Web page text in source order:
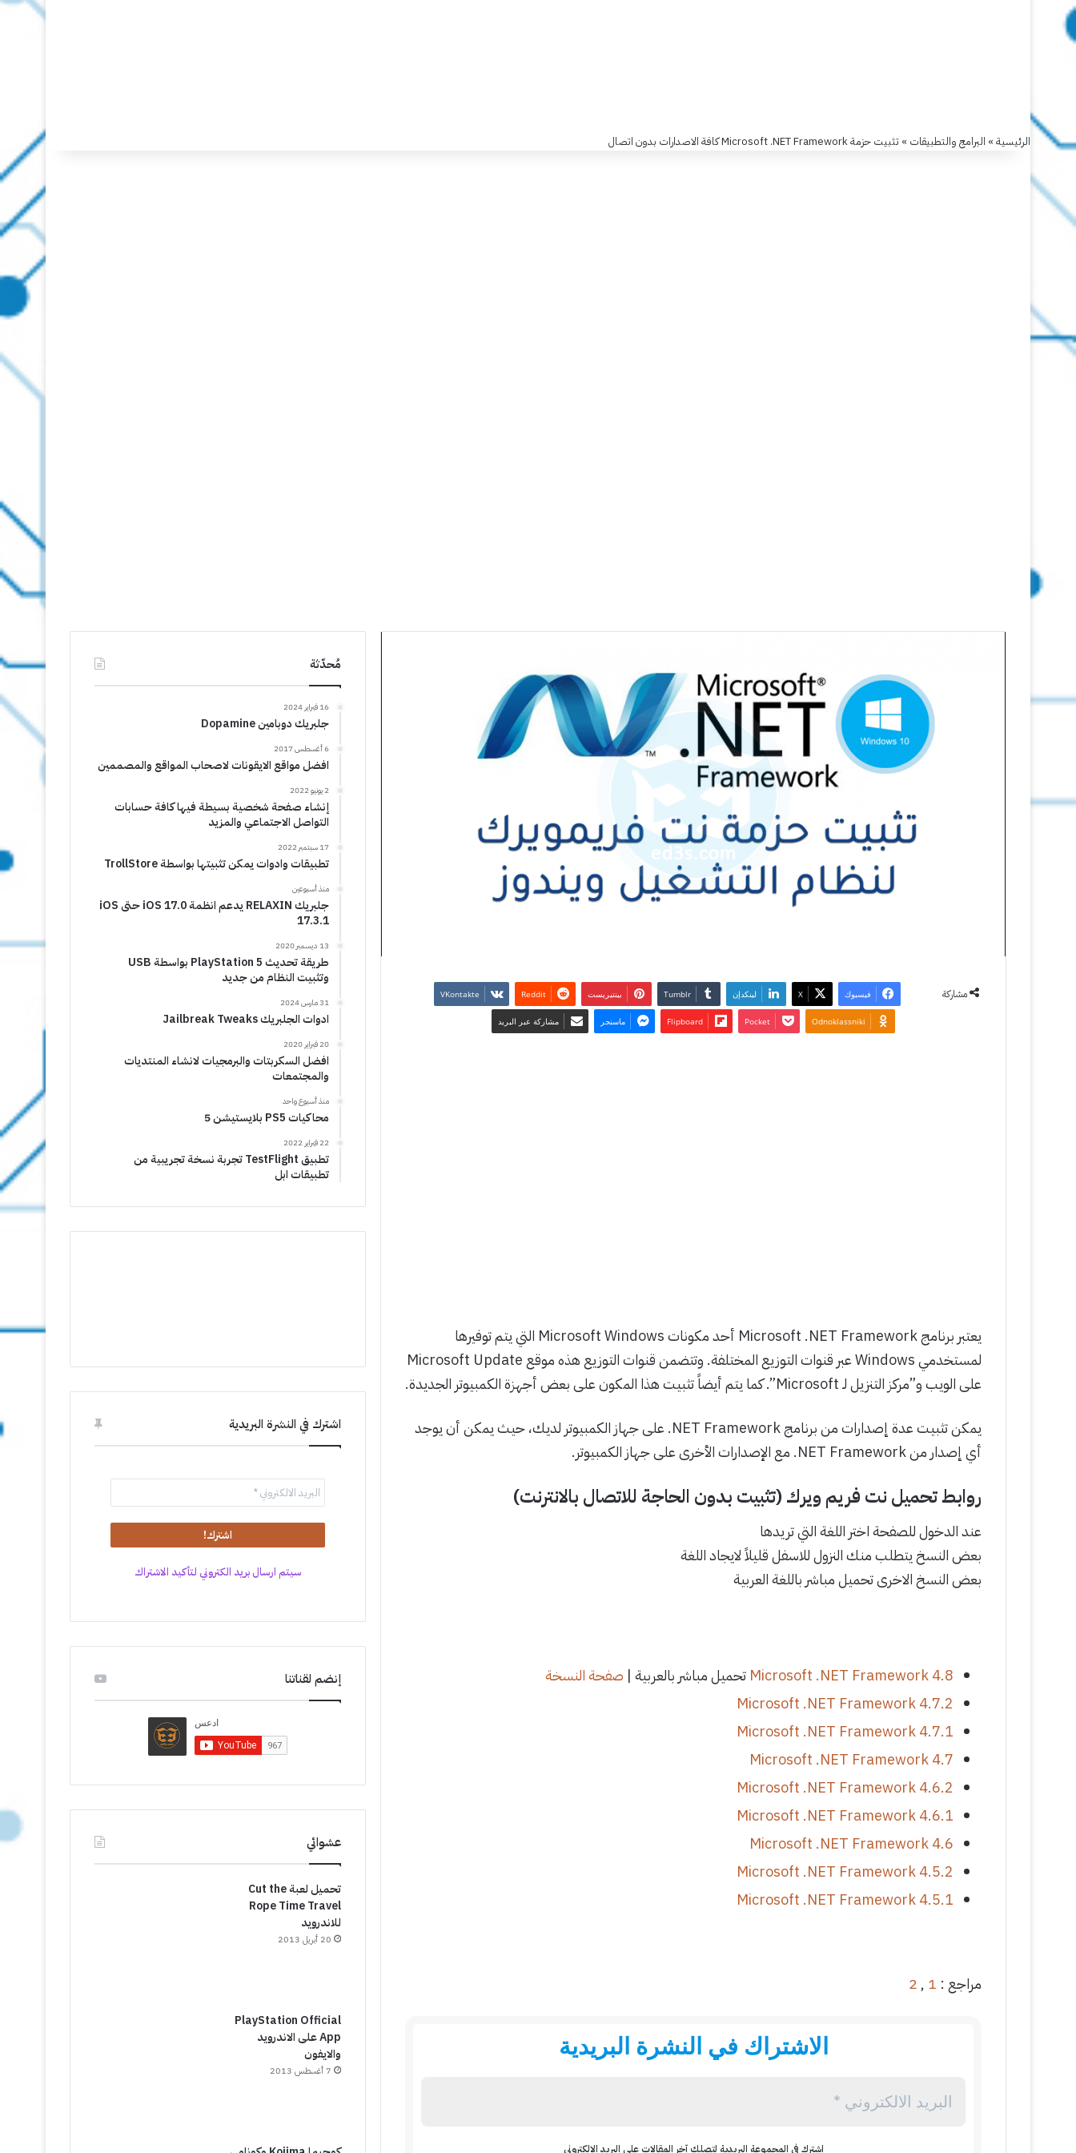
الرئيسية» البرامج والتطبيقات » تثبيت حزمة Microsoft .NET Framework كافة الاصدارات بدون اتصال
مشاركة فيسبوك ‫X لينكدإن ‏Tumblr بينتيريست ‏Reddit
Odnoklassniki
‫Pocket
Flipboard ماسنجر مشاركة عبر البريد
يعتبر برنامج Microsoft .NET Framework أحد مكونات Microsoft Windows التي يتم توفيرها
لمستخدمي Windows عبر قنوات التوزيع المختلفة.
وتتضمن قنوات التوزيع هذه موقع Microsoft Update
على الويب و”مركز التنزيل لـ Microsoft”. كما يتم أيضاً تثبيت هذا المكون على بعض أجهزة الكمبيوتر الجديدة.
يمكن تثبيت عدة إصدارات من برنامج ‎.NET Framework على جهاز الكمبيوتر لديك، حيث يمكن أن يوجد
أي إصدار من ‎.NET Framework مع الإصدارات الأخرى على جهاز الكمبيوتر.
روابط تحميل نت فريم ويرك (تثبيت بدون الحاجة للاتصال بالانترنت)
عند الدخول للصفحة اختر اللغة التي تريدها
بعض النسخ يتطلب منك النزول للاسفل قليلاً لايجاد اللغة
بعض النسخ الاخرى تحميل مباشر باللغة العربية
Microsoft .NET Framework 4.8 تحميل مباشر بالعربية | صفحة النسخة
Microsoft .NET Framework 4.7.2
Microsoft .NET Framework 4.7.1
Microsoft .NET Framework 4.7
Microsoft .NET Framework 4.6.2
Microsoft .NET Framework 4.6.1
Microsoft .NET Framework 4.6
Microsoft .NET Framework 4.5.2
Microsoft .NET Framework 4.5.1
مراجع : 1
,
2
الاشتراك في النشرة البريدية
اشترك في المجموعة البريدية لتصلك آخر المقالات على البريد الالكتروني
مُحدّثة
16 فبراير 2024
جلبريك دوبامين Dopamine
6 أغسطس 2017
افضل مواقع الايقونات لاصحاب المواقع والمصممين
2 يونيو 2022
إنشاء صفحة شخصية بسيطة فيها كافة حسابات
التواصل الاجتماعي والمزيد
17 سبتمبر 2022
تطبيقات وادوات يمكن تثبيتها بواسطة TrollStore
منذ أسبوعين
جلبريك RELAXIN يدعم انظمة iOS 17.0 حتى iOS
17.3.1
13 ديسمبر 2020
طريقة تحديث PlayStation 5 بواسطة USB
وتثبيت النظام من جديد
31 مارس 2024
ادوات الجلبريك Jailbreak Tweaks
20 فبراير 2020
افضل السكربتات والبرمجيات لانشاء المنتديات
والمجتمعات
منذ أسبوع واحد
محاكيات PS5 بلايستيشن 5
22 فبراير 2022
تطبيق TestFlight تجربة نسخة تجريبية من
تطبيقات ابل
اشترك في النشرة البريدية
سيتم ارسال بريد الكتروني لتأكيد الاشتراك
إنضم لقناتنا
عشوائي
تحميل لعبة Cut the
Rope Time Travel
للاندرويد
20 أبريل 2013
PlayStation Official
App على الاندرويد
والايفون
7 أغسطس 2013